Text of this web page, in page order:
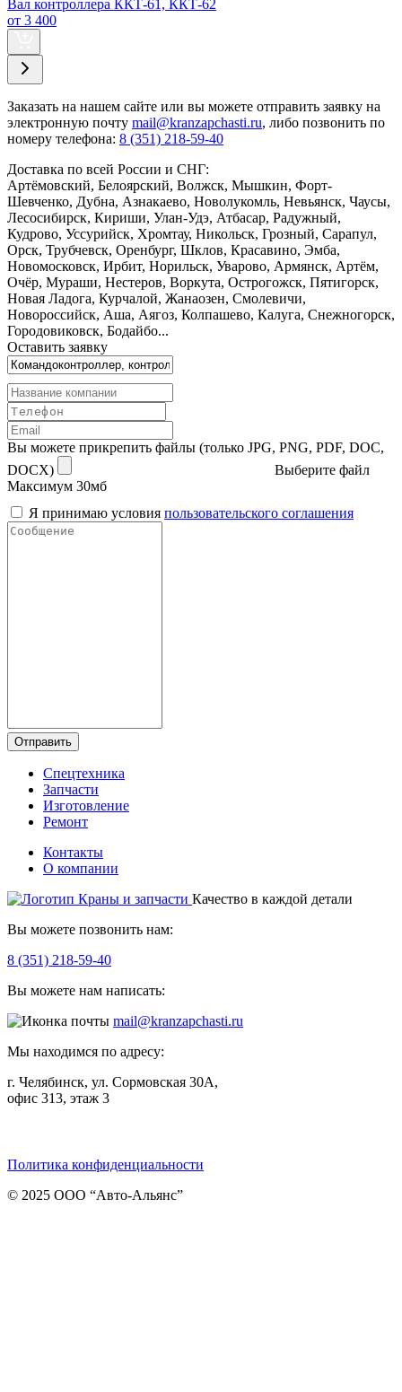
Вал контроллера ККТ-61, ККТ-62
от 3 400
Заказать на нашем сайте или вы можете отправить заявку на
электронную почту mail@kranzapchasti.ru, либо позвонить по
номеру телефона: 8 (351) 218-59-40
Доставка по всей России и СНГ:
Артёмовский, Белоярский, Волжск, Мышкин, Форт-
Шевченко, Дубна, Азнакаево, Новолукомль, Невьянск, Чаусы,
Лесосибирск, Кириши, Улан-Удэ, Атбасар, Радужный,
Кудрово, Уссурийск, Хромтау, Никольск, Грозный, Сарапул,
Орск, Трубчевск, Оренбург, Шклов, Красавино, Эмба,
Новомосковск, Ирбит, Норильск, Уварово, Армянск, Артём,
Очёр, Мураши, Нестеров, Воркута, Острогожск, Пятигорск,
Новая Ладога, Курчалой, Жанаозен, Смолевичи,
Новороссийск, Аша, Аягоз, Колпашево, Калуга, Снежногорск,
Городовиковск, Бодайбо...
Оставить заявку
Вы можете прикрепить файлы (только JPG, PNG, PDF, DOC,
DOCX)
Выберите файл
Максимум 30мб
Я принимаю условия пользовательского соглашения
Отправить
Спецтехника
Запчасти
Изготовление
Ремонт
Контакты
О компании
Качество в каждой детали
Вы можете позвонить нам:
8 (351) 218-59-40
Вы можете нам написать:
mail@kranzapchasti.ru
Мы находимся по адресу:
г. Челябинск, ул. Сормовская 30А,
офис 313, этаж 3
Политика конфиденциальности
© 2025 ООО “Авто-Альянс”